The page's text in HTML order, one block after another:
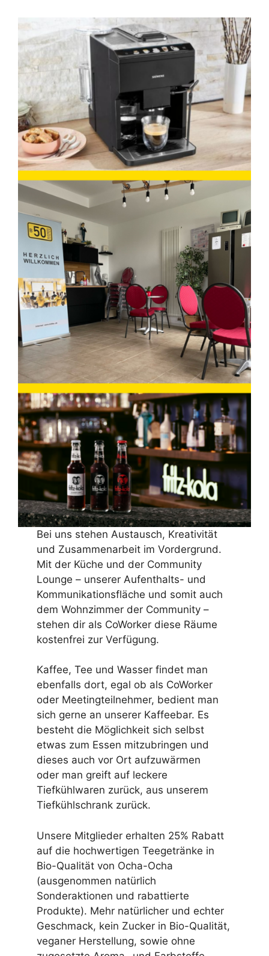
Bei uns stehen Austausch, Kreativität
und Zusammenarbeit im Vordergrund.
Mit der Küche und der Community
Lounge – unserer Aufenthalts- und
Kommunikationsfläche und somit auch
dem Wohnzimmer der Community –
stehen dir als CoWorker diese Räume
kostenfrei zur Verfügung.
Kaffee, Tee und Wasser findet man
ebenfalls dort, egal ob als CoWorker
oder Meetingteilnehmer, bedient man
sich gerne an unserer Kaffeebar. Es
besteht die Möglichkeit sich selbst
etwas zum Essen mitzubringen und
dieses auch vor Ort aufzuwärmen
oder man greift auf leckere
Tiefkühlwaren zurück, aus unserem
Tiefkühlschrank zurück.
Unsere Mitglieder erhalten 25% Rabatt
auf die hochwertigen Teegetränke in
Bio-Qualität von Ocha-Ocha
(ausgenommen natürlich
Sonderaktionen und rabattierte
Produkte). Mehr natürlicher und echter
Geschmack, kein Zucker in Bio-Qualität,
veganer Herstellung, sowie ohne